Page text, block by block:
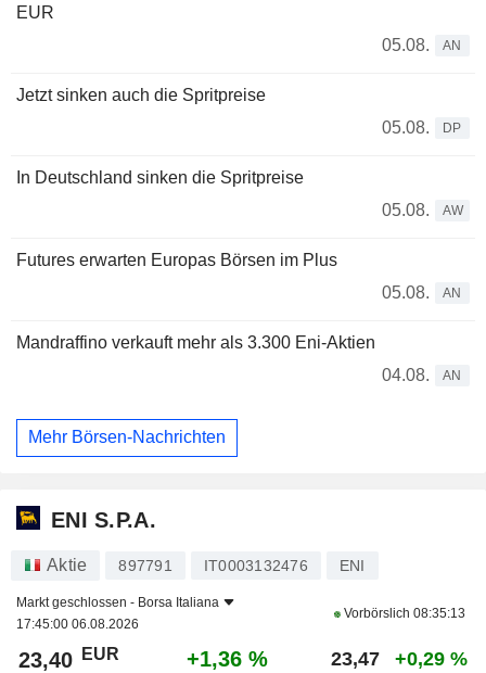
EUR
05.08.
AN
Jetzt sinken auch die Spritpreise
05.08.
DP
In Deutschland sinken die Spritpreise
05.08.
AW
Futures erwarten Europas Börsen im Plus
05.08.
AN
Mandraffino verkauft mehr als 3.300 Eni-Aktien
04.08.
AN
Mehr Börsen-Nachrichten
ENI S.P.A.
Aktie 897791 IT0003132476 ENI
Markt geschlossen - Borsa Italiana
17:45:00 06.08.2026
Vorbörslich 08:35:13
23,40 EUR +1,36 % 23,47 +0,29 %